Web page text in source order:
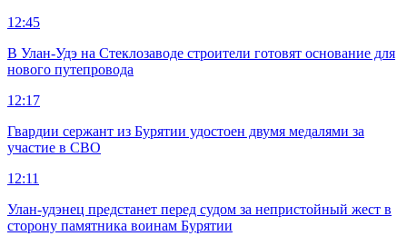
12:45
В Улан-Удэ на Стеклозаводе строители готовят основание для
нового путепровода
12:17
Гвардии сержант из Бурятии удостоен двумя медалями за
участие в СВО
12:11
Улан-удэнец предстанет перед судом за непристойный жест в
сторону памятника воинам Бурятии